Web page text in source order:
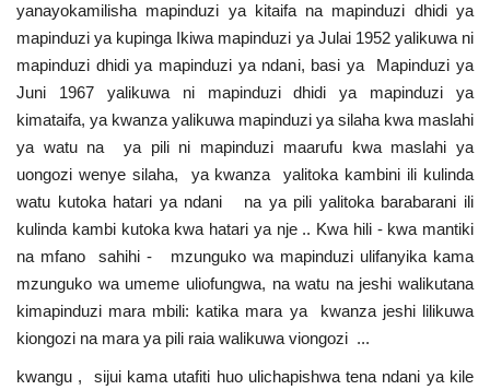
yanayokamilisha mapinduzi ya kitaifa na mapinduzi dhidi ya
mapinduzi ya kupinga Ikiwa mapinduzi ya Julai 1952 yalikuwa ni
mapinduzi dhidi ya mapinduzi ya ndani, basi ya Mapinduzi ya
Juni 1967 yalikuwa ni mapinduzi dhidi ya mapinduzi ya
kimataifa, ya kwanza yalikuwa mapinduzi ya silaha kwa maslahi
ya watu na ya pili ni mapinduzi maarufu kwa maslahi ya
uongozi wenye silaha, ya kwanza yalitoka kambini ili kulinda
watu kutoka hatari ya ndani na ya pili yalitoka barabarani ili
kulinda kambi kutoka kwa hatari ya nje .. Kwa hili - kwa mantiki
na mfano sahihi - mzunguko wa mapinduzi ulifanyika kama
mzunguko wa umeme uliofungwa, na watu na jeshi walikutana
kimapinduzi mara mbili: katika mara ya kwanza jeshi lilikuwa
kiongozi na mara ya pili raia walikuwa viongozi ...
kwangu , sijui kama utafiti huo ulichapishwa tena ndani ya kile